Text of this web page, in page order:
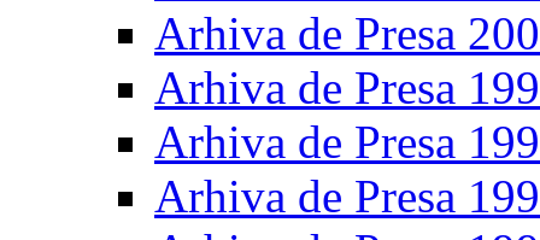
Arhiva de Presa
Arhiva de Presa
Arhiva de Presa
Arhiva de Presa